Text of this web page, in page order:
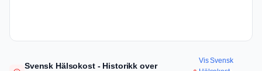
Svensk Hälsokost - Historikk over
Vis Svensk